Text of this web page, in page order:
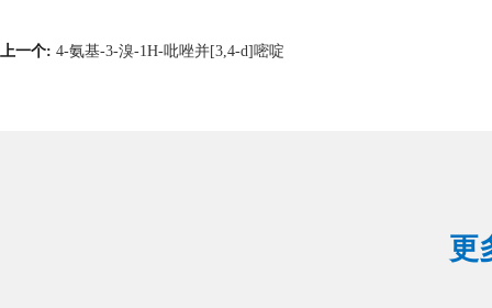
上一个: 4-氨基-3-溴-1H-吡唑并[3,4-d]嘧啶
更